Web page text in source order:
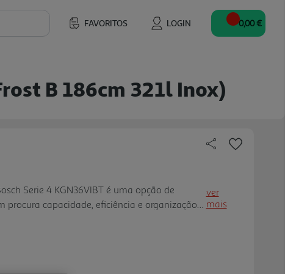
FAVORITOS LOGIN 0,00 €
B 186cm 321l Inox)
Serie 4 KGN36VIBT é uma opção de
procura capacidade, eficiência e organização
186 x 60 cm e acabamento em aço
de volume total, com 218 litro s no
A tecnologia NoFrost ajuda a evitar
a necessidade de descongelação
ver
mais